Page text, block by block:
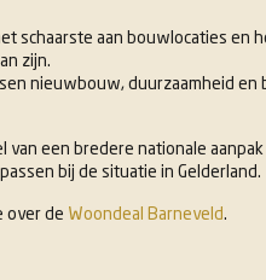
schaarste aan bouwlocaties en
zijn.
nieuwbouw, duurzaamheid
van een bredere nationale
bij de situatie in Gelderland.
over de Woondeal Barneveld.